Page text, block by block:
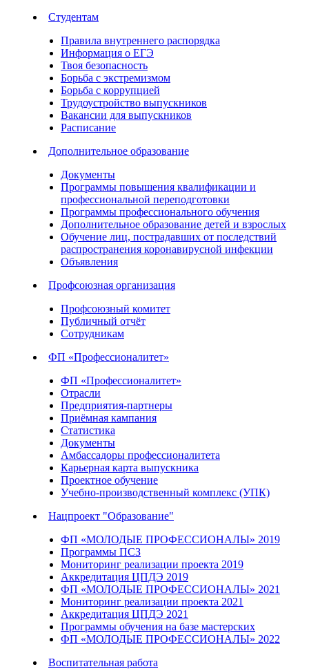
Студентам
Правила внутреннего распорядка
Информация о ЕГЭ
Твоя безопасность
Борьба с экстремизмом
Борьба с коррупцией
Трудоустройство выпускников
Вакансии для выпускников
Расписание
Дополнительное образование
Документы
Программы повышения квалификации и
профессиональной переподготовки
Программы профессионального обучения
Дополнительное образование детей и взрослых
Обучение лиц, пострадавших от последствий
распространения коронавирусной инфекции
Объявления
Профсоюзная организация
Профсоюзный комитет
Публичный отчёт
Сотрудникам
ФП «Профессионалитет»
ФП «Профессионалитет»
Отрасли
Предприятия-партнеры
Приёмная кампания
Статистика
Документы
Амбассадоры профессионалитета
Карьерная карта выпускника
Проектное обучение
Учебно-производственный комплекс (УПК)
Нацпроект "Образование"
ФП «МОЛОДЫЕ ПРОФЕССИОНАЛЫ» 2019
Программы ПСЗ
Мониторинг реализации проекта 2019
Аккредитация ЦПДЭ 2019
ФП «МОЛОДЫЕ ПРОФЕССИОНАЛЫ» 2021
Мониторинг реализации проекта 2021
Аккредитация ЦПДЭ 2021
Программы обучения на базе мастерских
ФП «МОЛОДЫЕ ПРОФЕССИОНАЛЫ» 2022
Воспитательная работа